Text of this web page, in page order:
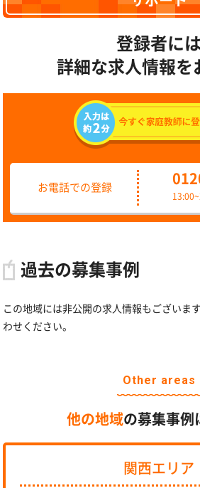
登録者には
詳細な求人情報を
お電話での登録
過去の募集事例
この地域には非公開の求人情報もございま
わせください。
Other areas
他の地域の募集事例
関西エリア